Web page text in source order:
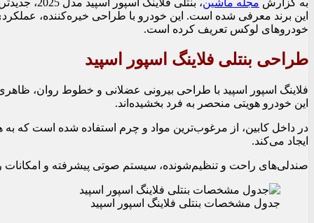
این برند معرفی شده است. این خودرو با طراحی خیره‌کننده،
خودروهای لوکس تعریف کرده است.
طراحی بنتلی فلاینگ اسپور اسپید
این خودرو هویتی منحصر به فرد بخشیده‌اند.
در داخل کابین، از مرغوب‌ترین مواد و چرم استفاده شده است که
ایجاد می‌کند.
صندلی‌های راحت و تنظیم‌شونده، سیستم صوتی پیشرفته و امکانات
جدول مشخصات بنتلی فلاینگ اسپور اسپید